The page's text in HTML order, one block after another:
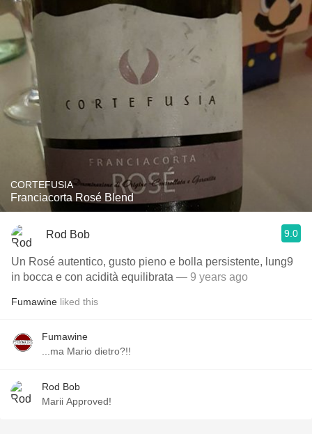
CORTEFUSIA
Franciacorta Rosé Blend
Rod Bob 9.0
Un Rosé autentico, gusto pieno e bolla persistente, lung9
in bocca e con acidità equilibrata — 9 years ago
Fumawine liked this
Fumawine
...ma Mario dietro?!!
Rod Bob
Marii Approved!